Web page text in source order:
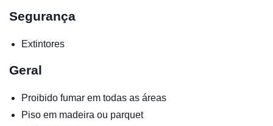
Segurança
Extintores
Geral
Proibido fumar em todas as áreas
Piso em madeira ou parquet